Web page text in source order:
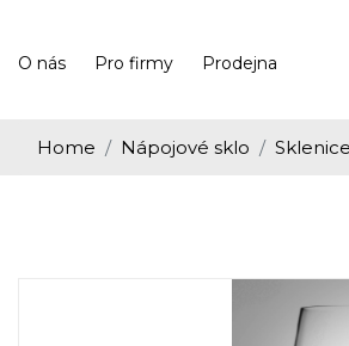
O nás Pro firmy Prodejna
Home Nápojové sklo